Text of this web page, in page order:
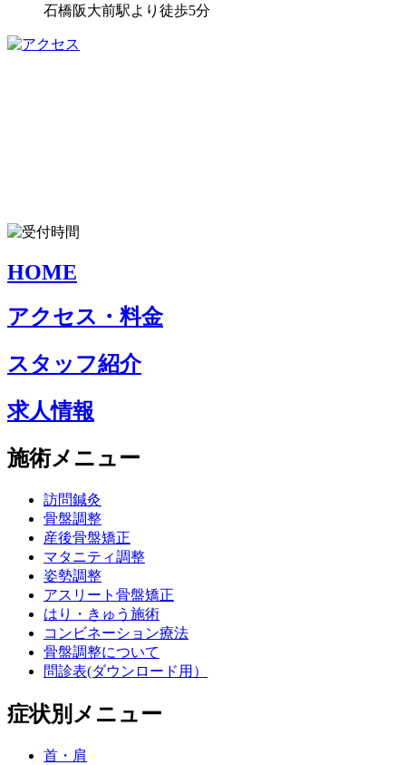
石橋阪大前駅より徒歩5分
HOME
アクセス・料金
スタッフ紹介
求人情報
施術メニュー
訪問鍼灸
骨盤調整
産後骨盤矯正
マタニティ調整
姿勢調整
アスリート骨盤矯正
はり・きゅう施術
コンビネーション療法
骨盤調整について
問診表(ダウンロード用）
症状別メニュー
首・肩